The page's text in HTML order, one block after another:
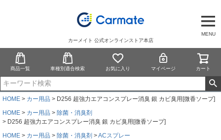
MENU
カーメイト 公式オンラインストア本店
商品一覧 車種別適合検索 お気に入り マイページ カート
HOME カー用品
D256 超強力エアコンスプレー消臭 銀 カビ臭用[微香ソープ]
HOME
カー用品
除菌・消臭剤
D256 超強力エアコンスプレー消臭 銀 カビ臭用[微香ソープ]
HOME
カー用品 除菌・消臭剤
ACスプレー